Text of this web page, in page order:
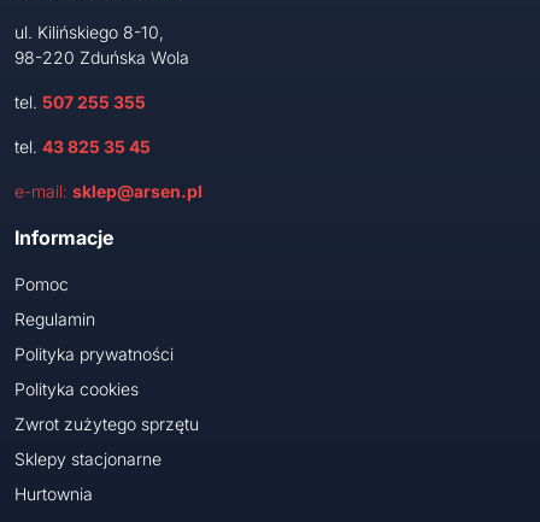
ul. Kilińskiego 8-10,
98-220 Zduńska Wola
tel. 507 255 355
tel. 43 825 35 45
e-mail: sklep@arsen.pl
Informacje
Pomoc
Regulamin
Polityka prywatności
Polityka cookies
Zwrot zużytego sprzętu
Sklepy stacjonarne
Hurtownia